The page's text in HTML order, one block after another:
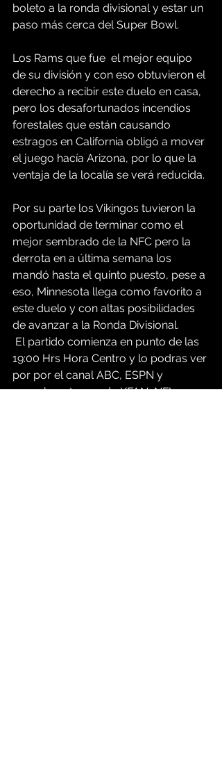
boleto a la ronda divisional y estar un
paso más cerca del Super Bowl.
Los Rams que fue  el mejor equipo
de su división y con eso obtuvieron el
derecho a recibir este duelo en casa,
pero los desafortunados incendios
forestales que están causando
estragos en California obligó a mover
el juego hacía Arizona, por lo que la
ventaja de la localía se verá reducida.
Por su parte los Vikingos tuvieron la
oportunidad de terminar como el
mejor sembrado de la NFC pero la
derrota en a última semana los
mandó hasta el quinto puesto, pese a
eso, Minnesota llega como favorito a
este duelo y con altas posibilidades
de avanzar a la Ronda Divisional.
19:00 Hrs Hora Centro y lo podras ver
por por el canal ABC, ESPN y
escuchar atravez de KFAN, NFL+,